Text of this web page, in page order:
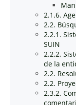
2.1.6.
2.2.
2.2.1.
SUIN
2.2.2.
de la
2.2.
2.2.
2.3.2.